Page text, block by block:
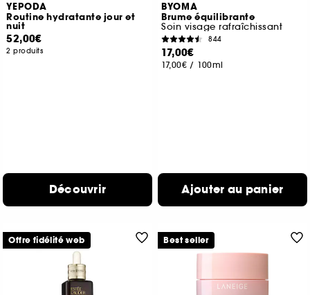
YEPODA
Routine hydratante jour et
nuit
52,00€
2 produits
Découvrir
BYOMA
Brume équilibrante
Soin visage rafraîchissant
844
17,00€
17,00€ / 100ml
Ajouter au panier
Offre fidélité web Best seller